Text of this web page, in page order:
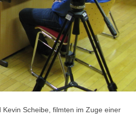
Scheibe, filmten im Zuge einer